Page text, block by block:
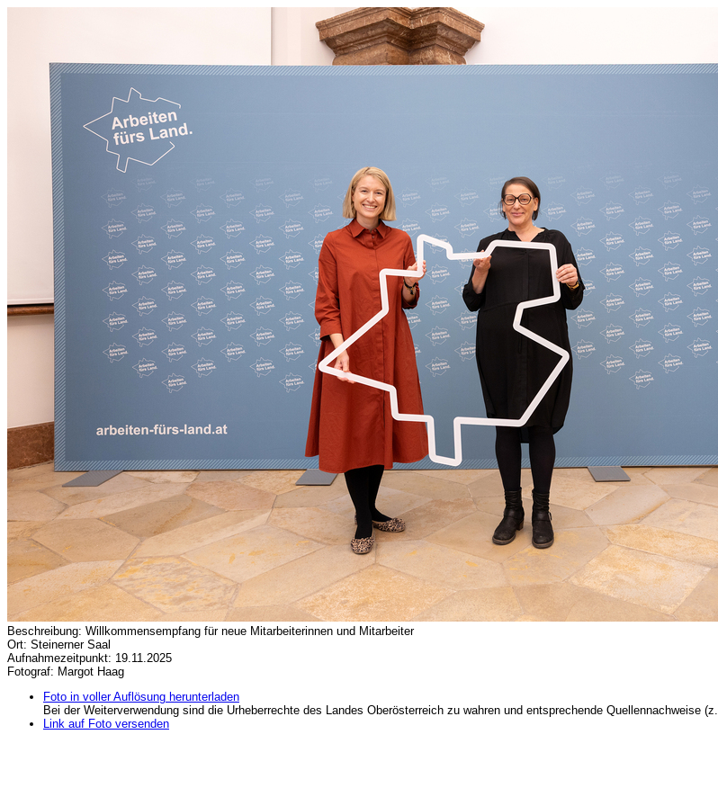
Beschreibung: Willkommensempfang für neue Mitarbeiterinnen und Mitarbeiter
Ort: Steinerner Saal
Aufnahmezeitpunkt: 19.11.2025
Fotograf: Margot Haag
Foto in voller Auflösung herunterladen
Bei der Weiterverwendung sind die Urheberrechte des Landes Oberösterreich zu wahren und entsprechende Quellennachweise
Link auf Foto versenden